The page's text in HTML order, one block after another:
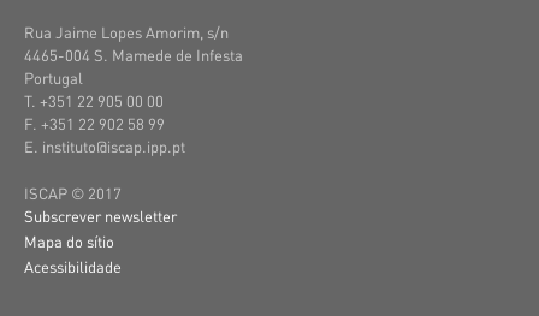
Rua Jaime Lopes Amorim, s/n
4465-004 S. Mamede de Infesta
Portugal
T. +351 22 905 00 00
F. +351 22 902 58 99
E. instituto@iscap.ipp.pt
ISCAP © 2017
Subscrever newsletter
Mapa do sítio
Acessibilidade